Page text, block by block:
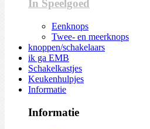
In Speelgoed
Eenknops
Twee- en meerknops
knoppen/schakelaars
ik ga EMB
Schakelkastjes
Keukenhulpjes
Informatie
Informatie